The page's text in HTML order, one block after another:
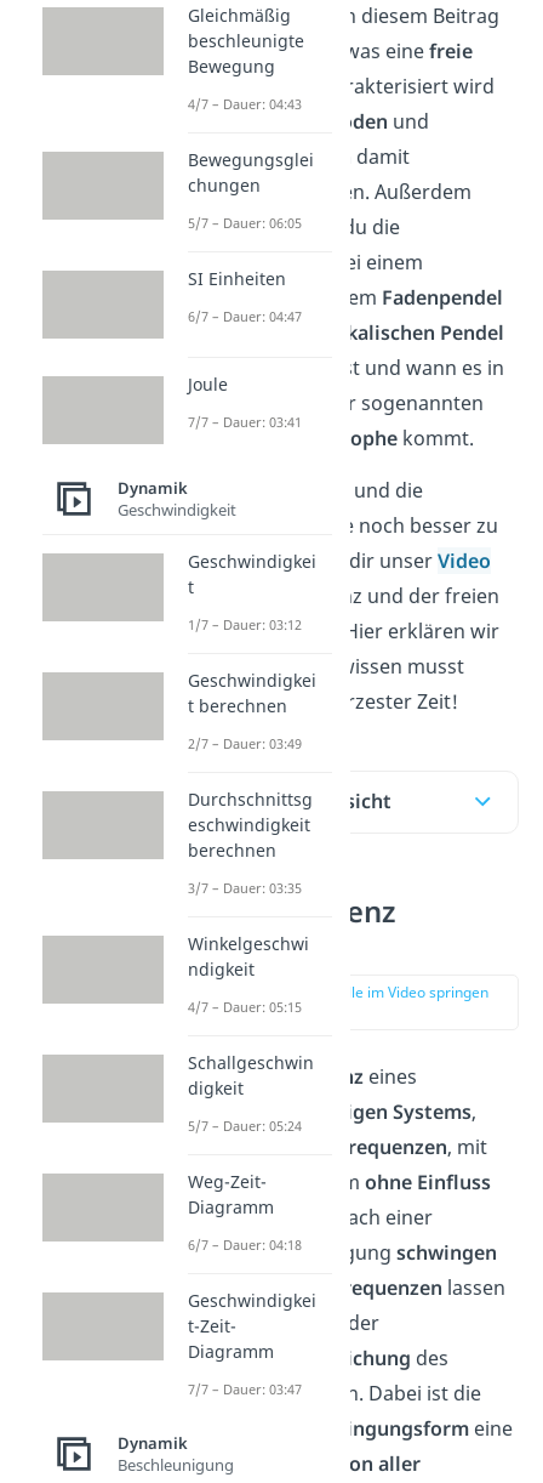
Eigenfrequenz
. In diesem Beitrag
lernst du, durch was einefreie
Schwingung
charakterisiert wird
und wie
Eigenmoden und
Eigenfrequenzen damit
zusammenhängen. Außerdem
erfährst du, wie du die
bei einem
, einem Fadenpendel
und einem
physikalischen Pendel
berechnen kannst und wann es in
einem System zur sogenannten
Resonanzkatastrophe kommt.
Um die Thematik und die
Zusammenhänge noch besser zu
verstehen schau dir unserVideo
zur Eigenfrequenz und der freien
Schwingung an. Hier erklären wir
dir alles was du wissen musst
ausführlich in kürzester Zeit!
Inhaltsübersicht
Eigenfrequenz
Definition
zur Stelle im Video springen
(00:16)
DieEigenfrequenz eines
schwingungsfähigen Systems,
Frequenzen, mit
denen das System ohne Einfluss
äußerer Kräfte
nach einer
einmaligen Anregung schwingen
kann. Die Eigenfrequenzen lassen
sich durch lösen der
Schwingungsgleichung des
Systems ermitteln. Dabei ist die
Schwingungsform eine
Linearkombination aller
Gleichmäßig
beschleunigte
Bewegung
4/7 – Dauer: 04:43
Bewegungsglei
chungen
5/7 – Dauer: 06:05
SI Einheiten
6/7 – Dauer: 04:47
Joule
7/7 – Dauer: 03:41
Dynamik
Geschwindigkeit
Geschwindigkei
t
1/7 – Dauer: 03:12
Geschwindigkei
t berechnen
2/7 – Dauer: 03:49
Durchschnittsg
eschwindigkeit
berechnen
3/7 – Dauer: 03:35
Winkelgeschwi
ndigkeit
4/7 – Dauer: 05:15
Schallgeschwin
digkeit
5/7 – Dauer: 05:24
Weg-Zeit-
Diagramm
6/7 – Dauer: 04:18
Geschwindigkei
t-Zeit-
Diagramm
7/7 – Dauer: 03:47
Dynamik
Beschleunigung